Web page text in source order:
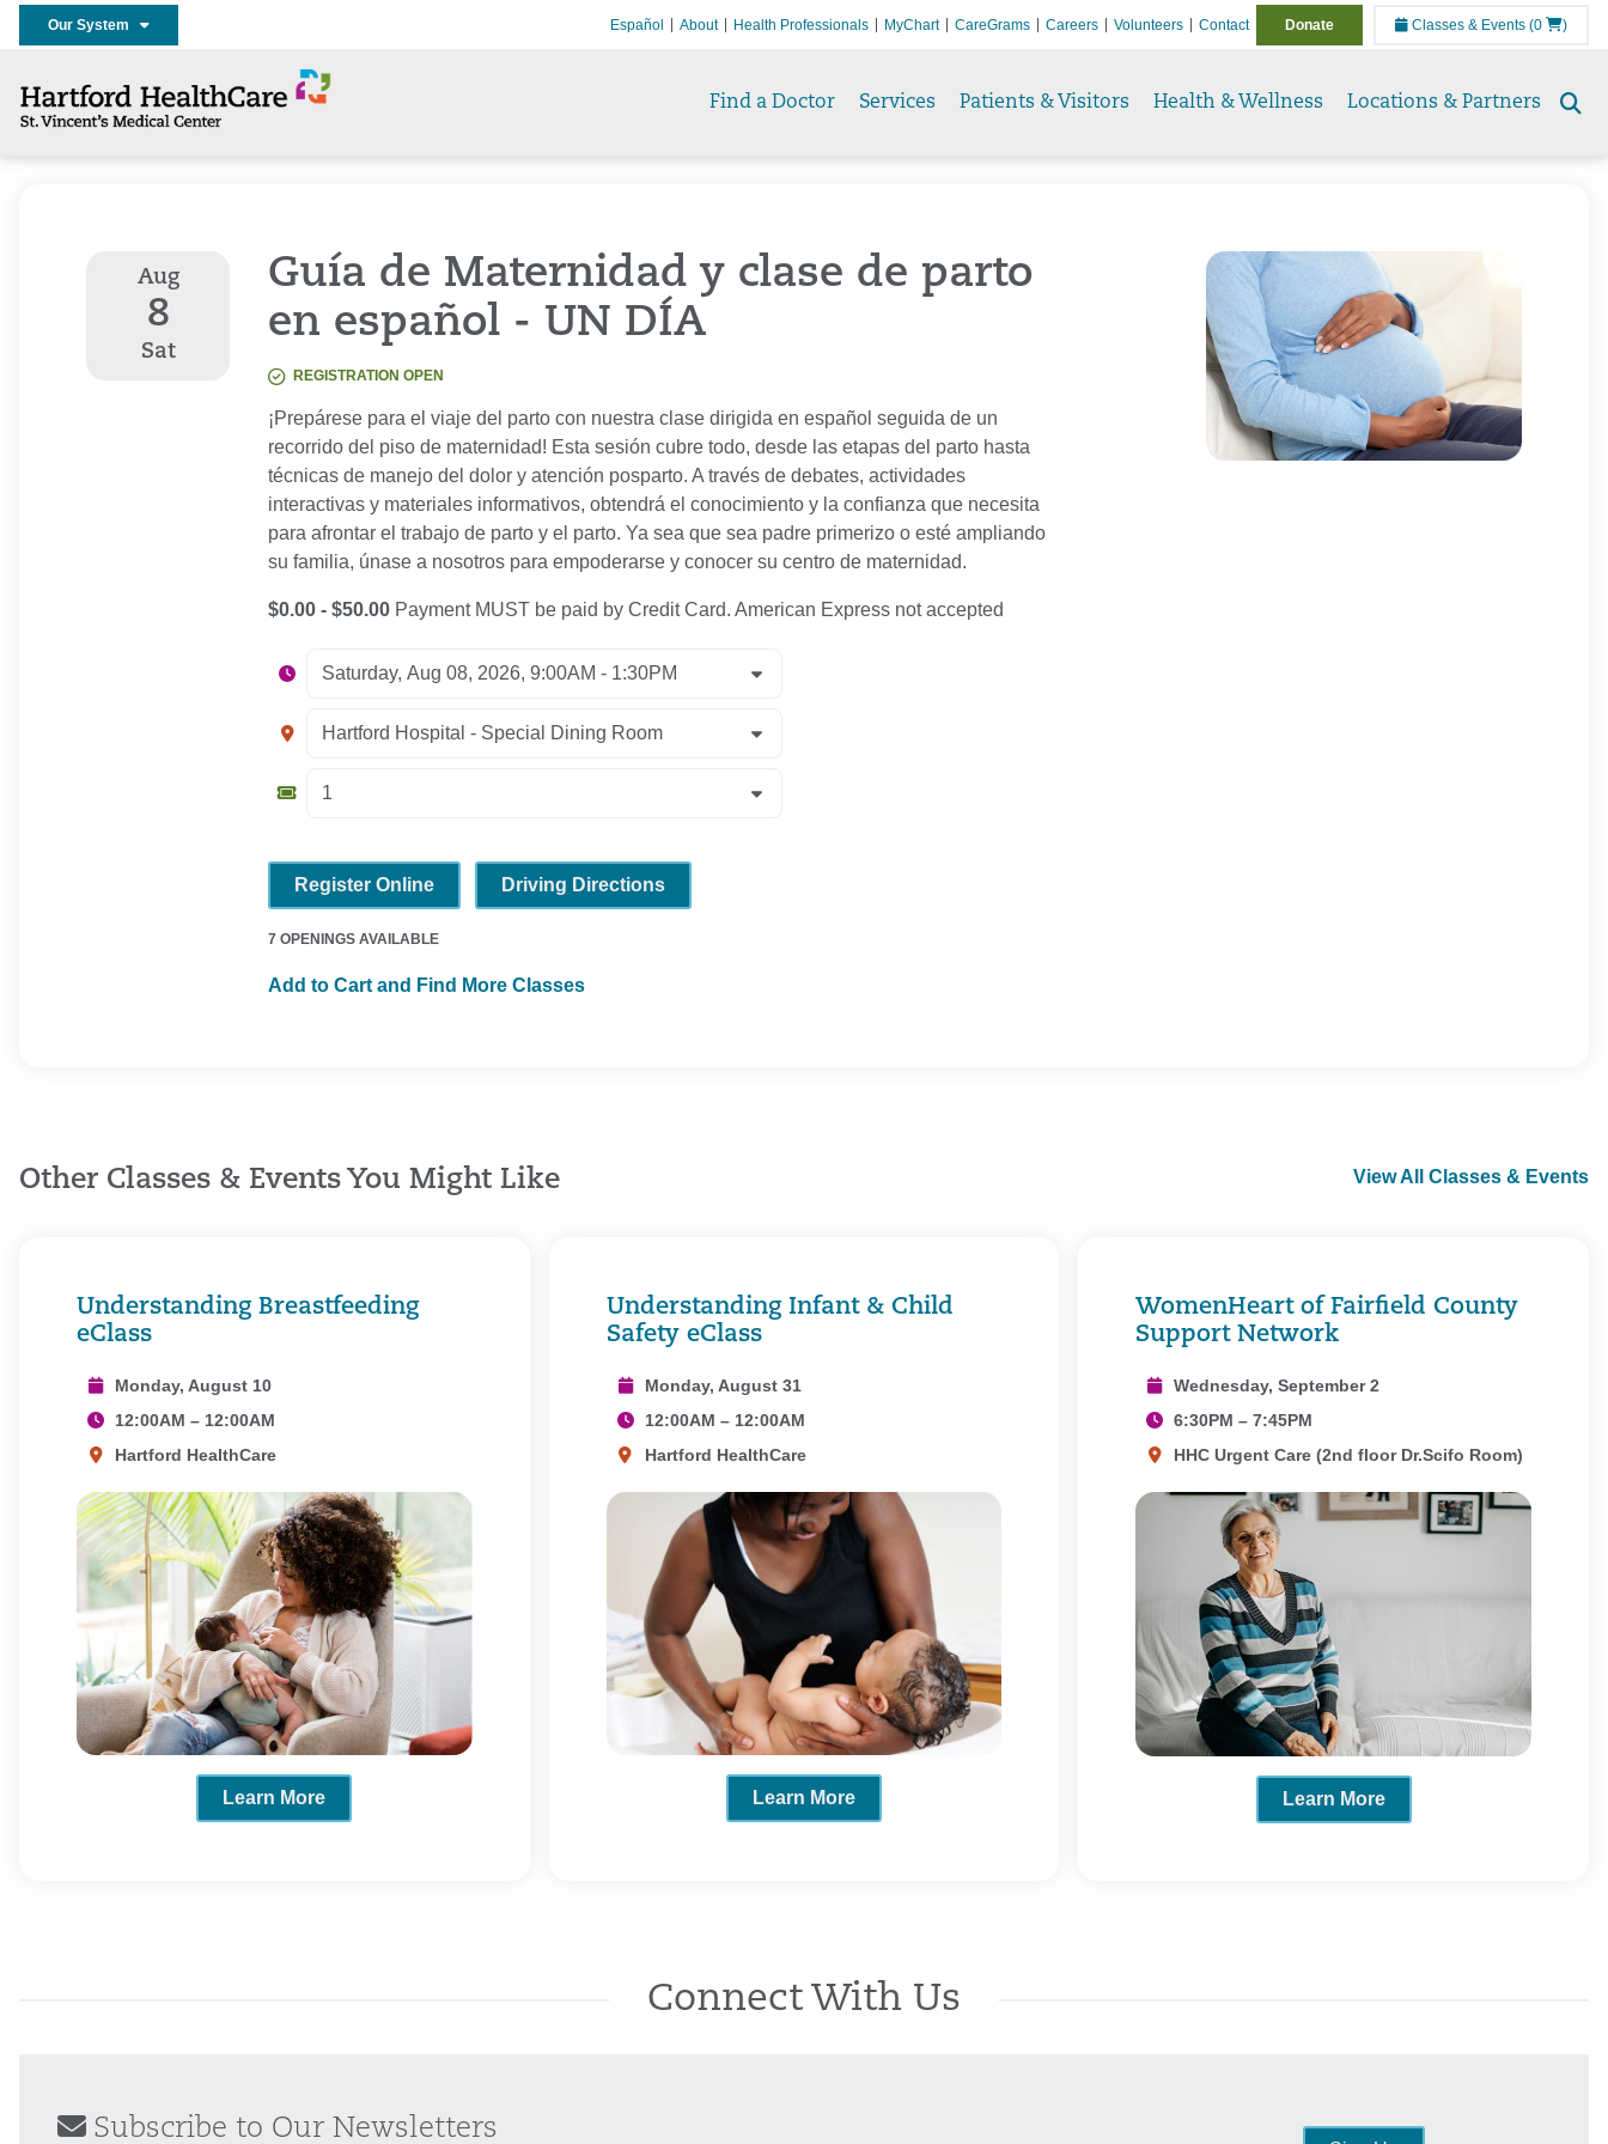
Our System Español About Health Professionals MyChart CareGrams Careers Volunteers Contact Donate Classes & Events (0 )
Find a Doctor Services Patients & Visitors Health & Wellness Locations & Partners
Aug
8
Sat
Guía de Maternidad y clase de parto
en español - UN DÍA
REGISTRATION OPEN
¡Prepárese para el viaje del parto con nuestra clase dirigida en español seguida de un
recorrido del piso de maternidad! Esta sesión cubre todo, desde las etapas del parto hasta
técnicas de manejo del dolor y atención posparto. A través de debates, actividades
interactivas y materiales informativos, obtendrá el conocimiento y la confianza que necesita
para afrontar el trabajo de parto y el parto. Ya sea que sea padre primerizo o esté ampliando
su familia, únase a nosotros para empoderarse y conocer su centro de maternidad.
$0.00 - $50.00 Payment MUST be paid by Credit Card. American Express not accepted
Register Online Driving Directions
7 OPENINGS AVAILABLE
Add to Cart and Find More Classes
Other Classes & Events You Might Like View All Classes & Events
Understanding Breastfeeding
eClass
Monday, August 10
12:00AM – 12:00AM
Hartford HealthCare
Learn More
Understanding Infant & Child
Safety eClass
Monday, August 31
12:00AM – 12:00AM
Hartford HealthCare
Learn More
WomenHeart of Fairfield County
Support Network
Wednesday, September 2
6:30PM – 7:45PM
HHC Urgent Care (2nd floor Dr.Scifo Room)
Learn More
Connect With Us
Subscribe to Our Newsletters